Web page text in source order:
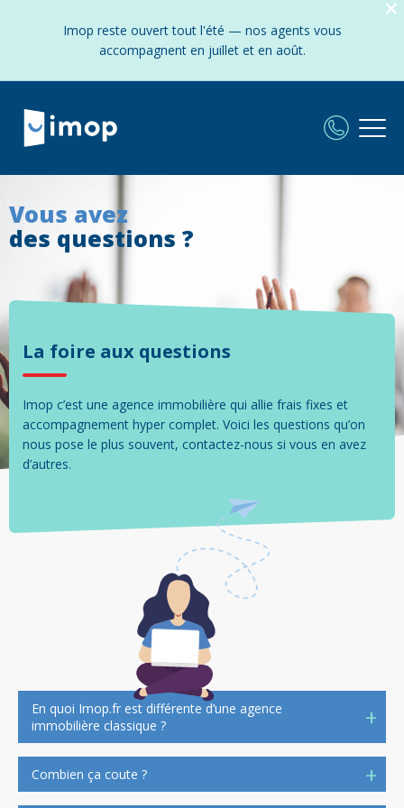
Imop reste ouvert tout l'été — nos agents vous
accompagnent en juillet et en août.
Vous avez
des questions ?
La foire aux questions
Imop c’est une agence immobilière qui allie frais fixes et
accompagnement hyper complet. Voici les questions qu’on
nous pose le plus souvent, contactez-nous si vous en avez
d’autres.
En quoi Imop.fr est différente d’une agence
immobilière classique ?
Nous faisons le même métier qu’une agence classique mais
différemment et surtout pour moins cher. Nous utilisons les
possibilités offertes par le digital pour réduire nos couts et
Combien ça coute ?